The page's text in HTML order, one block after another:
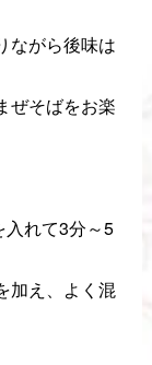
ながら後味は
ぜそばをお楽
れて3分～5
加え、よく混